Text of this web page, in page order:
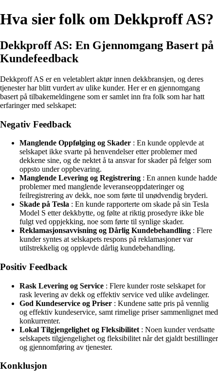
Hva sier folk om Dekkproff AS?
Dekkproff AS: En Gjennomgang Basert på
Kundefeedback
Dekkproff AS er en veletablert aktør innen dekkbransjen, og deres
tjenester har blitt vurdert av ulike kunder. Her er en gjennomgang
basert på tilbakemeldingene som er samlet inn fra folk som har hatt
erfaringer med selskapet:
Negativ Feedback
Manglende Oppfølging og Skader : En kunde opplevde at
selskapet ikke svarte på henvendelser etter problemer med
dekkene sine, og de nektet å ta ansvar for skader på felger som
oppsto under oppbevaring.
Manglende Levering og Registrering : En annen kunde hadde
problemer med manglende leveranseoppdateringer og
feilregistrering av dekk, noe som førte til unødvendig bryderi.
Skade på Tesla : En kunde rapporterte om skade på sin Tesla
Model S etter dekkbytte, og følte at riktig prosedyre ikke ble
fulgt ved oppjekking, noe som førte til synlige skader.
Reklamasjonsavvisning og Dårlig Kundebehandling : Flere
kunder syntes at selskapets respons på reklamasjoner var
utilstrekkelig og opplevde dårlig kundebehandling.
Positiv Feedback
Rask Levering og Service : Flere kunder roste selskapet for
rask levering av dekk og effektiv service ved ulike avdelinger.
God Kundeservice og Priser : Kundene satte pris på vennlig
og effektiv kundeservice, samt rimelige priser sammenlignet med
konkurrenter.
Lokal Tilgjengelighet og Fleksibilitet : Noen kunder verdsatte
selskapets tilgjengelighet og fleksibilitet når det gjaldt bestillinger
og gjennomføring av tjenester.
Konklusjon